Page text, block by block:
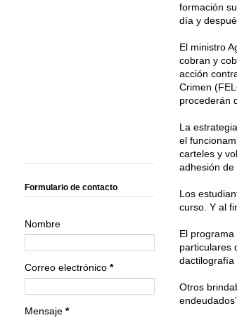
formación
día y
El ministro
cobran y
acción
Crimen
procederán
La
el
carteles y
adhesión de
Los
curso. Y al
El
particulares
dactilografía
Otros
Formulario de contacto
Nombre
Correo electrónico *
Mensaje *